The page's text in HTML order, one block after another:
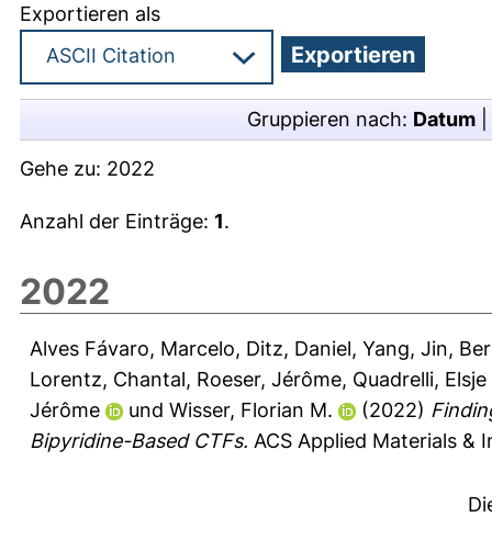
Exportieren als
Gruppieren nach: Datum
Gehe zu: 2022
Anzahl der Einträge: 1.
2022
Alves Fávaro, Marcelo, Ditz, Daniel, Yang, Jin,
Lorentz, Chantal, Roeser, Jérôme, Quadrelli,
Jérôme
und Wisser, Florian M. (2022)
Bipyridine-Based CTFs. ACS Applied Materials &